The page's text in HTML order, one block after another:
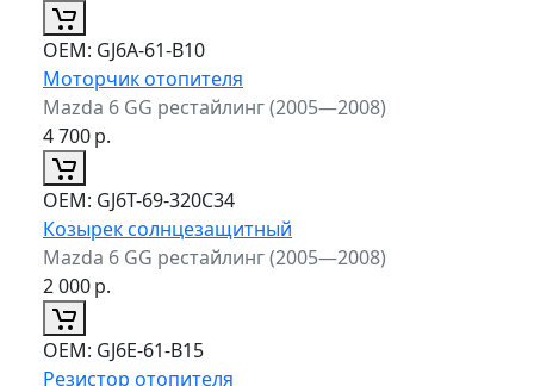
ОЕМ: GJ6A-61-B10
Моторчик отопителя
Mazda 6 GG рестайлинг (2005—2008)
4 700р.
ОЕМ: GJ6T-69-320C34
Козырек солнцезащитный
Mazda 6 GG рестайлинг (2005—2008)
2 000р.
ОЕМ: GJ6E-61-B15
Резистор отопителя